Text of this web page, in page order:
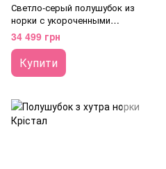
Светло-серый полушубок из
норки с укороченными
рукавами
34 499 грн
Купити